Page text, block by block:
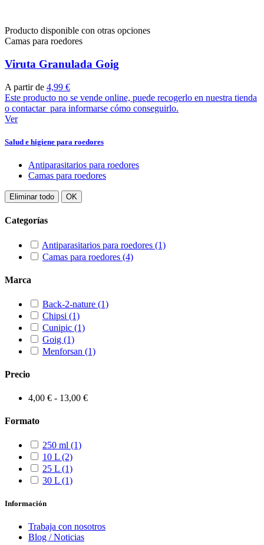
Producto disponible con otras opciones
Camas para roedores
Viruta Granulada Goig
A partir de 4,99 €
Este producto no se vende online, puede recogerlo en nuestra tienda
o contactar para informarse cómo conseguirlo.
Ver
Salud e higiene para roedores
Antiparasitarios para roedores
Camas para roedores
Eliminar todo OK
Categorías
Antiparasitarios para roedores (1)
Camas para roedores (4)
Marca
Back-2-nature (1)
Chipsi (1)
Cunipic (1)
Goig (1)
Menforsan (1)
Precio
4,00 € - 13,00 €
Formato
250 ml (1)
10 L (2)
25 L (1)
30 L (1)
Información
Trabaja con nosotros
Blog / Noticias